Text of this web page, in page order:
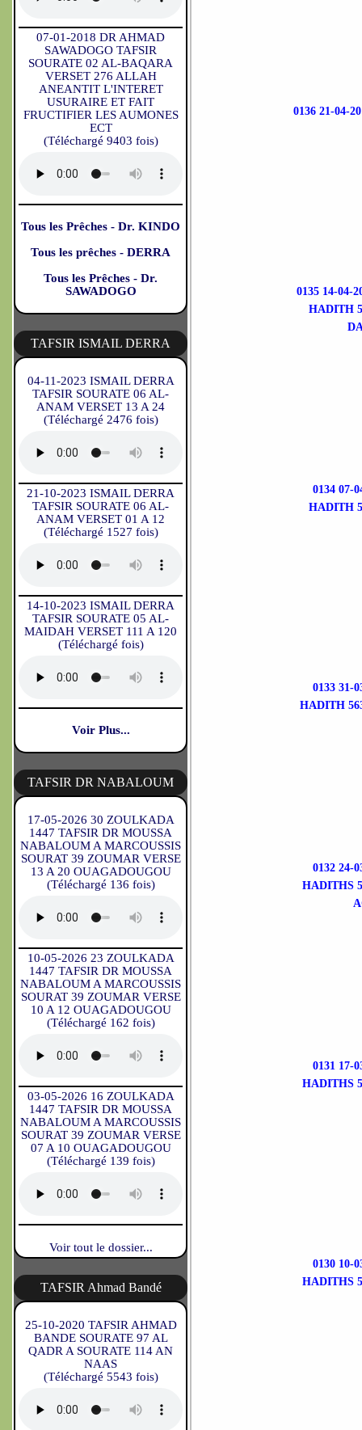
07-01-2018 DR AHMAD
SAWADOGO TAFSIR
SOURATE 02 AL-BAQARA
VERSET 276 ALLAH
ANEANTIT L'INTERET
USURAIRE ET FAIT
FRUCTIFIER LES AUMONES
ECT
(Téléchargé 9403 fois)
Tous les Prêches - Dr. KINDO
Tous les prêches - DERRA
Tous les Prêches - Dr.
SAWADOGO
TAFSIR ISMAIL DERRA
04-11-2023 ISMAIL DERRA
TAFSIR SOURATE 06 AL-
ANAM VERSET 13 A 24
(Téléchargé 2476 fois)
21-10-2023 ISMAIL DERRA
TAFSIR SOURATE 06 AL-
ANAM VERSET 01 A 12
(Téléchargé 1527 fois)
14-10-2023 ISMAIL DERRA
TAFSIR SOURATE 05 AL-
MAIDAH VERSET 111 A 120
(Téléchargé fois)
Voir Plus...
TAFSIR DR NABALOUM
17-05-2026 30 ZOULKADA
1447 TAFSIR DR MOUSSA
NABALOUM A MARCOUSSIS
SOURAT 39 ZOUMAR VERSE
13 A 20 OUAGADOUGOU
(Téléchargé 136 fois)
10-05-2026 23 ZOULKADA
1447 TAFSIR DR MOUSSA
NABALOUM A MARCOUSSIS
SOURAT 39 ZOUMAR VERSE
10 A 12 OUAGADOUGOU
(Téléchargé 162 fois)
03-05-2026 16 ZOULKADA
1447 TAFSIR DR MOUSSA
NABALOUM A MARCOUSSIS
SOURAT 39 ZOUMAR VERSE
07 A 10 OUAGADOUGOU
(Téléchargé 139 fois)
Voir tout le dossier...
TAFSIR Ahmad Bandé
25-10-2020 TAFSIR AHMAD
BANDE SOURATE 97 AL
QADR A SOURATE 114 AN
NAAS
(Téléchargé 5543 fois)
0136 21-04-
0135 14-04-
HADITH
0134 07-
HADITH
0133 31-
HADITH
0132 24-
HADITHS
0131 17-
HADITHS
0130 10-
HADITHS